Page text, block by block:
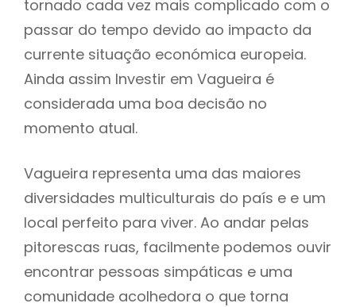
tornado cada vez mais complicado com o
passar do tempo devido ao impacto da
currente situação económica europeia.
Ainda assim Investir em Vagueira é
considerada uma boa decisão no
momento atual.
Vagueira representa uma das maiores
diversidades multiculturais do país e e um
local perfeito para viver. Ao andar pelas
pitorescas ruas, facilmente podemos ouvir
encontrar pessoas simpáticas e uma
comunidade acolhedora o que torna